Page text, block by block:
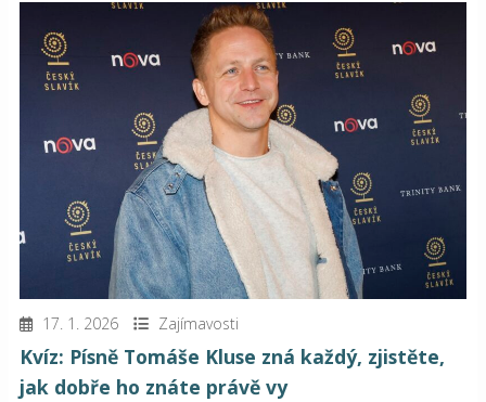
17. 1. 2026 Zajímavosti
Kvíz: Písně Tomáše Kluse zná každý, zjistěte,
jak dobře ho znáte právě vy